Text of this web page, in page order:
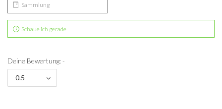
Sammlung
Schaue ich gerade
Deine Bewertung: -
0.5